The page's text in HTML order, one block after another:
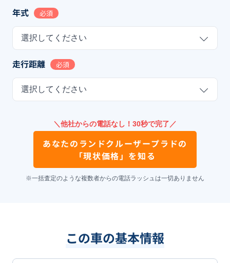
年式 必須
選択してください
走行距離 必須
選択してください
＼他社からの電話なし！30秒で完了／
あなたの ランドクルーザープラドの
「現状価格」を知る
※一括査定のような複数者からの電話ラッシュは一切ありません
この車の基本情報